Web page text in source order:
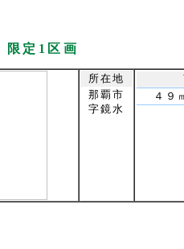
定1区画
所在地
那覇市
字鏡水
４９